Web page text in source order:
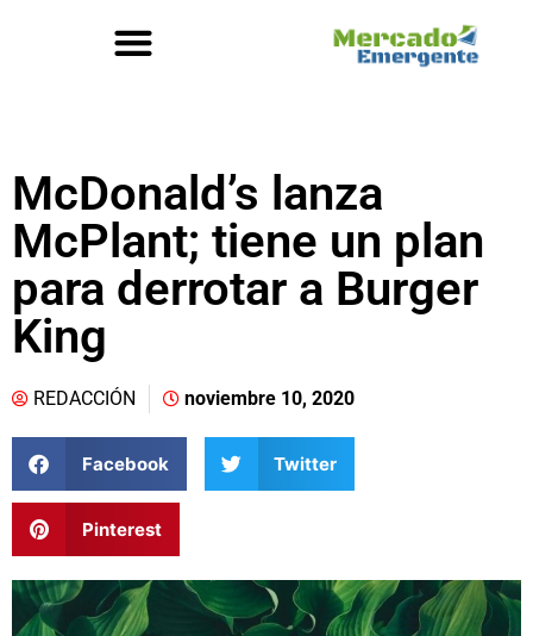
McDonald’s lanza
McPlant; tiene un plan
para derrotar a Burger
King
REDACCIÓN noviembre 10, 2020
Facebook Twitter
Pinterest